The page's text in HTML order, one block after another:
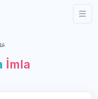
İmla